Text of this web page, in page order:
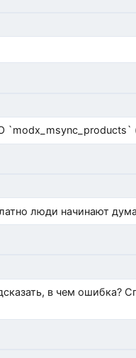
`modx_msync_products`
люди начинают
в чем ошибка?